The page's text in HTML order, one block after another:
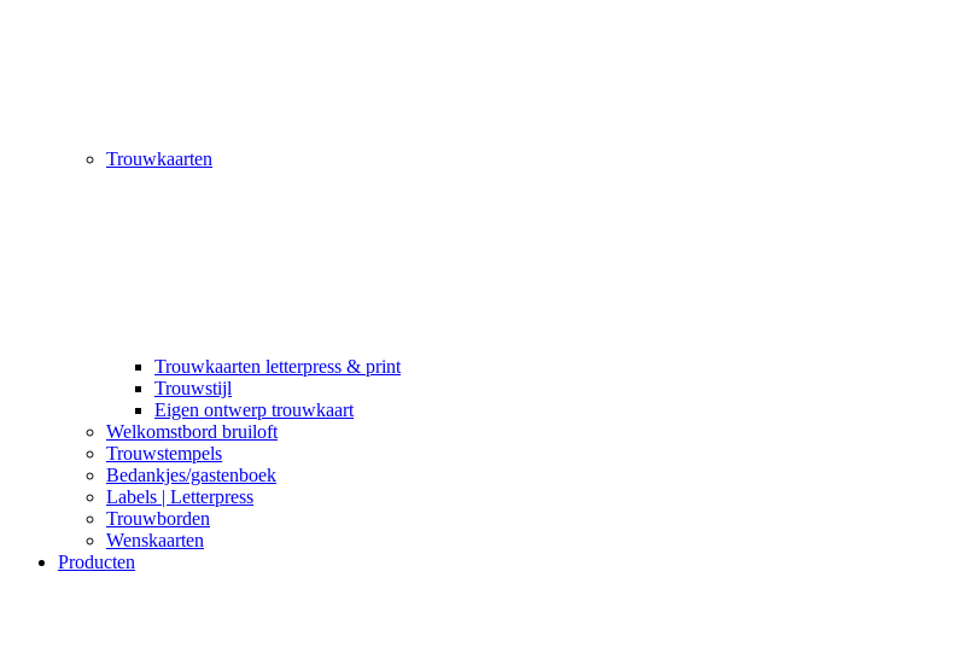
Trouwkaarten
Trouwkaarten letterpress & print
Trouwstijl
Eigen ontwerp trouwkaart
Welkomstbord bruiloft
Trouwstempels
Bedankjes/gastenboek
Labels | Letterpress
Trouwborden
Wenskaarten
Producten